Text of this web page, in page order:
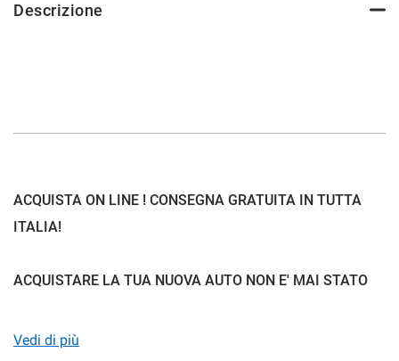
Descrizione
ACQUISTA ON LINE ! CONSEGNA GRATUITA IN TUTTA
ITALIA!
ACQUISTARE LA TUA NUOVA AUTO NON E' MAI STATO
Vedi di più
Cookie analitici
cookie
policy